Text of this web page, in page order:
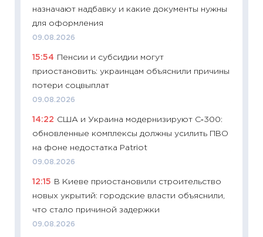
назначают надбавку и какие документы нужны
для оформления
09.08.2026
15:54
Пенсии и субсидии могут
приостановить: украинцам объяснили причины
потери соцвыплат
09.08.2026
14:22 США и Украина модернизируют С‑300:
обновленные комплексы должны усилить ПВО
на фоне недостатка Patriot
09.08.2026
12:15
В Киеве приостановили строительство
новых укрытий: городские власти объяснили,
что стало причиной задержки
09.08.2026